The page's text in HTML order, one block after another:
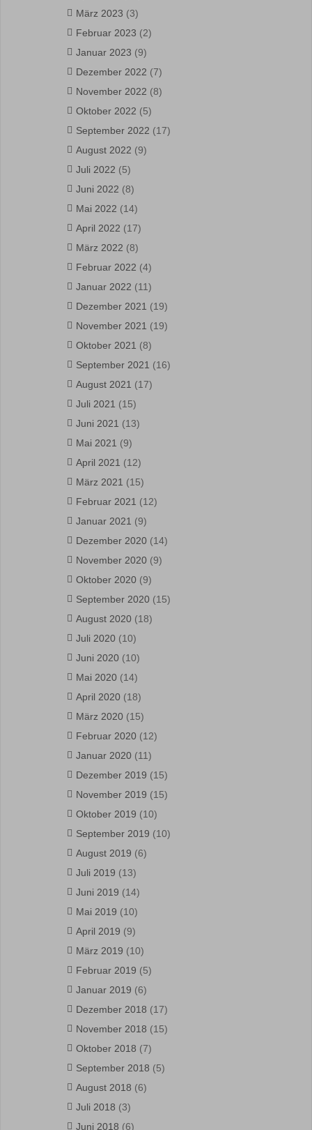
März 2023 (3)
Februar 2023 (2)
Januar 2023 (9)
Dezember 2022 (7)
November 2022 (8)
Oktober 2022 (5)
September 2022 (17)
August 2022 (9)
Juli 2022 (5)
Juni 2022 (8)
Mai 2022 (14)
April 2022 (17)
März 2022 (8)
Februar 2022 (4)
Januar 2022 (11)
Dezember 2021 (19)
November 2021 (19)
Oktober 2021 (8)
September 2021 (16)
August 2021 (17)
Juli 2021 (15)
Juni 2021 (13)
Mai 2021 (9)
April 2021 (12)
März 2021 (15)
Februar 2021 (12)
Januar 2021 (9)
Dezember 2020 (14)
November 2020 (9)
Oktober 2020 (9)
September 2020 (15)
August 2020 (18)
Juli 2020 (10)
Juni 2020 (10)
Mai 2020 (14)
April 2020 (18)
März 2020 (15)
Februar 2020 (12)
Januar 2020 (11)
Dezember 2019 (15)
November 2019 (15)
Oktober 2019 (10)
September 2019 (10)
August 2019 (6)
Juli 2019 (13)
Juni 2019 (14)
Mai 2019 (10)
April 2019 (9)
März 2019 (10)
Februar 2019 (5)
Januar 2019 (6)
Dezember 2018 (17)
November 2018 (15)
Oktober 2018 (7)
September 2018 (5)
August 2018 (6)
Juli 2018 (3)
Juni 2018 (6)